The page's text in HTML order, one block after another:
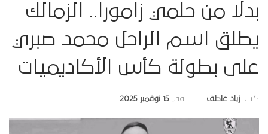
بدلا من حلمي زامورا.. الزمالك
يطلق اسم الراحل محمد صبري
على بطولة كأس الأكاديميات
كتب زياد عاطف في 15 نوفمبر 2025